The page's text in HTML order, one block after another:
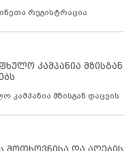
რეგისტრაცია
კამპანია მზისგან
კამპანია მზისგან დაცვის